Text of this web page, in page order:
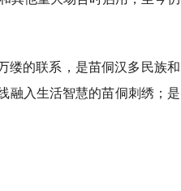
的联系，是苗侗汉多民族和
融入生活智慧的苗侗刺绣；是